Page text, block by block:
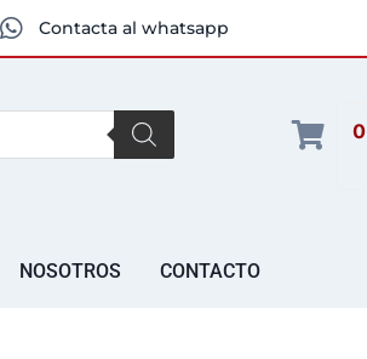
Contacta al whatsapp
0
NOSOTROS CONTACTO